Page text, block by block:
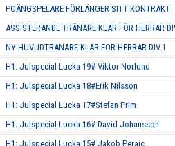
POÄNGSPELARE FÖRLÄNGER SITT KONTRAKT
ASSISTERANDE TRÄNARE KLAR FÖR HERRAR
NY HUVUDTRÄNARE KLAR FÖR HERRAR DIV.1
H1: Julspecial Lucka 19# Viktor Norlund
H1: Julspecial Lucka 18#Erik Nilsson
H1: Julspecial Lucka 17#Stefan Prim
H1: Julspecial Lucka 16# David Johansson
H1: Julspecial Lucka 15# Jakob Peraic